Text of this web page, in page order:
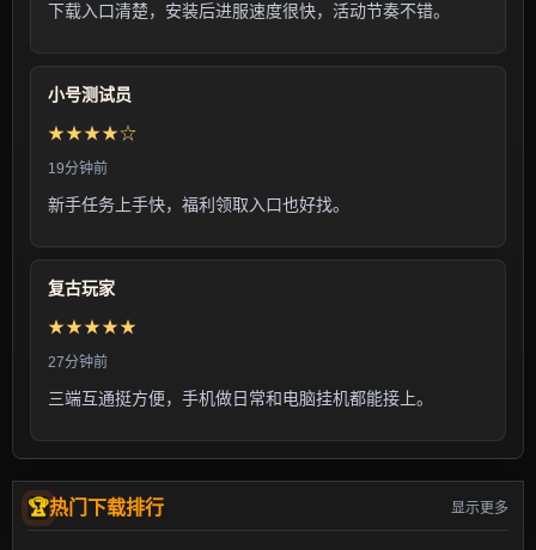
下载入口清楚，安装后进服速度很快，活动节奏不错。
小号测试员
★★★★☆
19分钟前
新手任务上手快，福利领取入口也好找。
复古玩家
★★★★★
27分钟前
三端互通挺方便，手机做日常和电脑挂机都能接上。
热门下载排行 显示更多